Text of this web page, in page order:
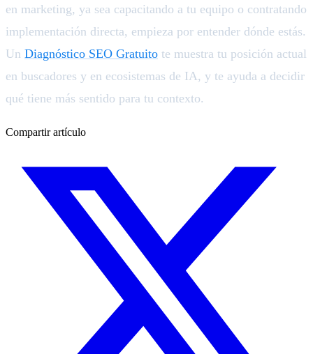
en marketing, ya sea capacitando a tu equipo o contratando
implementación directa, empieza por entender dónde estás.
Un Diagnóstico SEO Gratuito te muestra tu posición actual
en buscadores y en ecosistemas de IA, y te ayuda a decidir
qué tiene más sentido para tu contexto.
Compartir artículo